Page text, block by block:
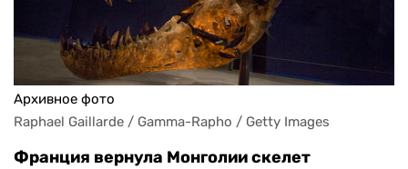
Архивное фото
Raphael Gaillarde / Gamma-Rapho / Getty Images
Франция вернула Монголии скелет